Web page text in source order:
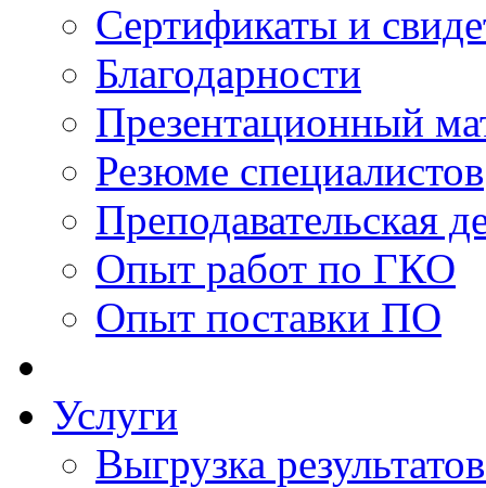
Сертификаты и
Благодарности
Презентационный
Резюме специалистов
Преподавательская
Опыт работ по ГКО
Опыт поставки ПО
Услуги
Выгрузка